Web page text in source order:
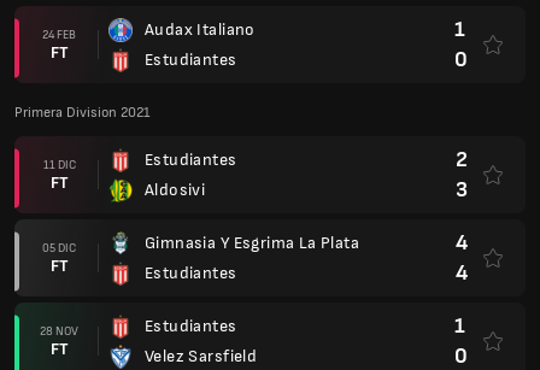
24 FEB
FT
Audax Italiano
Estudiantes
1
0
Primera Division 2021
11 DIC
FT
Estudiantes
Aldosivi
2
3
05 DIC
FT
Gimnasia Y Esgrima La Plata
Estudiantes
4
4
28 NOV
FT
Estudiantes
Velez Sarsfield
1
0